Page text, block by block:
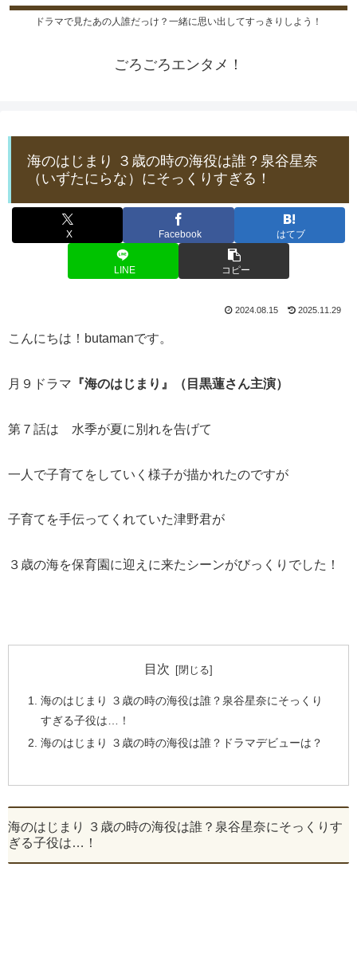
ドラマで見たあの人誰だっけ？一緒に思い出してすっきりしよう！
ごろごろエンタメ！
海のはじまり ３歳の時の海役は誰？泉谷星奈
（いずたにらな）にそっくりすぎる！
X Facebook はてブ
LINE コピー
2024.08.15 2025.11.29
こんにちは！butamanです。
月９ドラマ 『海のはじまり』（目黒蓮さん主演）
第７話は 水季が夏に別れを告げて
一人で子育てをしていく様子が描かれたのですが
子育てを手伝ってくれていた津野君が
３歳の海を保育園に迎えに来たシーンがびっくりでした！
目次
海のはじまり ３歳の時の海役は誰？泉谷星奈にそっくり
すぎる子役は…！
海のはじまり ３歳の時の海役は誰？ドラマデビューは？
海のはじまり ３歳の時の海役は誰？泉谷星奈にそっくりす
ぎる子役は…！